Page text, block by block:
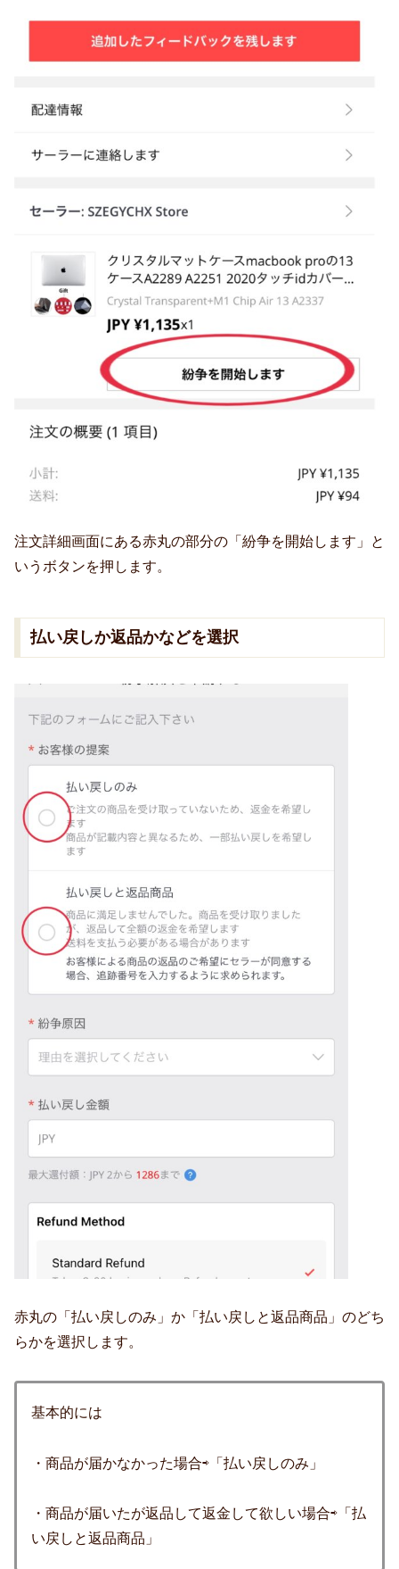
注文詳細画面にある赤丸の部分の「紛争を開始します」と
いうボタンを押します。
払い戻しか返品かなどを選択
赤丸の「払い戻しのみ」か「払い戻しと返品商品」のどち
らかを選択します。
基本的には
・商品が届かなかった場合⇨「払い戻しのみ」
・商品が届いたが返品して返金して欲しい場合⇨「払
い戻しと返品商品」